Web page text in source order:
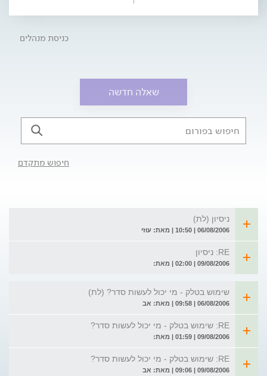
כניסת מנהלים
שאלה חדשה
חיפוש מתקדם
ניסיון (לת)
06/08/2006 | 10:50 | מאת: עוזי
RE: ניסיון
09/08/2006 | 02:00 | מאת:
שימוש בטלק - מי יכול לעשות סדר? (לת)
06/08/2006 | 09:58 | מאת: אב
RE: שימוש בטלק - מי יכול לעשות סדר?
09/08/2006 | 01:59 | מאת:
RE: שימוש בטלק - מי יכול לעשות סדר?
09/08/2006 | 09:06 | מאת: אב